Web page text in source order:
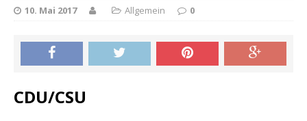
10. Mai 2017 Allgemein 0
CDU/CSU